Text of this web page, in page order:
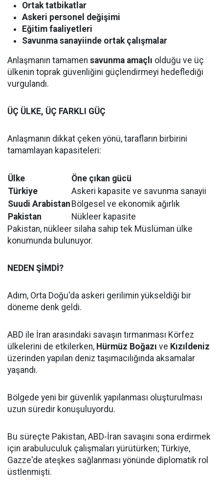
Ortak tatbikatlar
Askeri personel değişimi
Eğitim faaliyetleri
Savunma sanayiinde ortak çalışmalar
Anlaşmanın tamamen savunma amaçlı olduğu ve üç
ülkenin toprak güvenliğini güçlendirmeyi hedeflediği
vurgulandı.
ÜÇ ÜLKE, ÜÇ FARKLI GÜÇ
Anlaşmanın dikkat çeken yönü, tarafların birbirini
tamamlayan kapasiteleri:
Ülke
Öne çıkan gücü
Türkiye
Askeri kapasite ve savunma sanayii
Suudi Arabistan Bölgesel ve ekonomik ağırlık
Pakistan
Nükleer kapasite
Pakistan, nükleer silaha sahip tek Müslüman ülke
konumunda bulunuyor.
NEDEN ŞİMDİ?
Adım, Orta Doğu'da askeri gerilimin yükseldiği bir
döneme denk geldi.
ABD ile İran arasındaki savaşın tırmanması Körfez
ülkelerini de etkilerken, Hürmüz Boğazı ve Kızıldeniz
üzerinden yapılan deniz taşımacılığında aksamalar
yaşandı.
Bölgede yeni bir güvenlik yapılanması oluşturulması
uzun süredir konuşuluyordu.
Bu süreçte Pakistan, ABD-İran savaşını sona erdirmek
için arabuluculuk çalışmaları yürütürken; Türkiye,
Gazze'de ateşkes sağlanması yönünde diplomatik rol
üstlenmişti.